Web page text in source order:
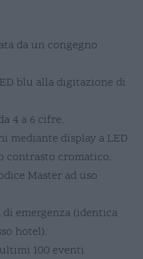
da un congegno
blu alla digitazione di
4 a 6 cifre.
mediante display a LED
contrasto cromatico.
Master ad uso
emergenza (identica
hotel).
100 eventi